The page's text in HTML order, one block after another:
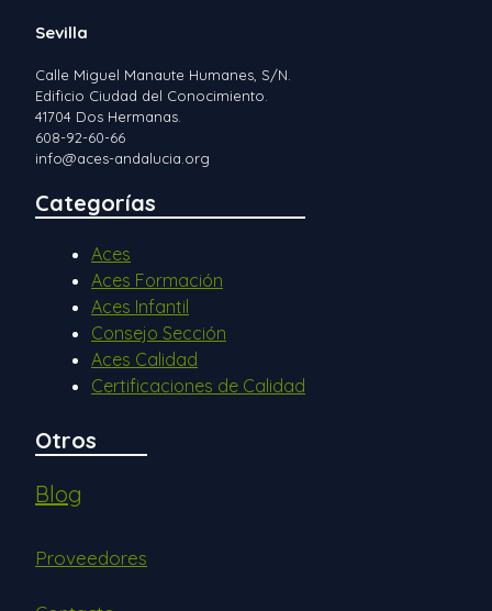
Sevilla
Calle Miguel Manaute Humanes, S/N.
Edificio Ciudad del Conocimiento.
41704 Dos Hermanas.
608-92-60-66
info@aces-andalucia.org
Categorías
Aces
Aces Formación
Aces Infantil
Consejo Sección
Aces Calidad
Certificaciones de Calidad
Otros
Blog
Proveedores